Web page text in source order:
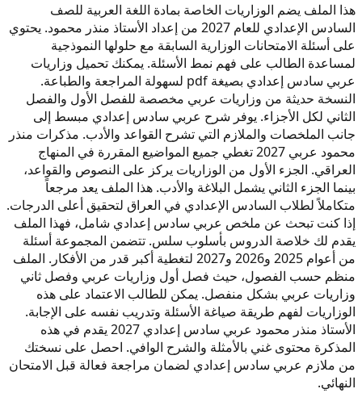
هذا الملف يضم الوزاريات الخاصة بمادة اللغة العربية للصف
السادس الإعدادي للعام 2027 من إعداد الأستاذ منذر محمود. يحتوي
على أسئلة الامتحانات الوزارية السابقة مع حلولها النموذجية
لمساعدة الطالب على فهم نمط الأسئلة. يمكنك تحميل وزاريات
عربي سادس إعدادي بصيغة pdf لسهولة المراجعة والطباعة.
النسخة حديثة من وزاريات عربي مخصصة للفصل الأول والفصل
الثاني لكل الأجزاء. يوفر شرح عربي سادس إعدادي مبسط إلى
جانب الملخصات والملازم التي تشرح القواعد والأدب. مذكرات منذر
محمود عربي 2027 تغطي جميع المواضيع المقررة في المنهاج
العراقي. الجزء الأول من الوزاريات يركز على النصوص والقواعد،
بينما الجزء الثاني يشمل البلاغة والأدب. هذا الملف يعد مرجعاً
متكاملاً لطلاب السادس الإعدادي في العراق لتحقيق أعلى الدرجات.
إذا كنت تبحث عن ملخص عربي سادس إعدادي شامل، فهذا الملف
يقدم لك خلاصة الدروس بأسلوب سلس. تتضمن المجموعة أسئلة
من أعوام 2025 و2026 و2027 لتغطية أكبر قدر من الأفكار. الملف
منظم حسب الفصول، حيث فصل أول وزاريات عربي وفصل ثاني
وزاريات عربي بشكل منفصل. يمكن للطالب الاعتماد على هذه
الوزاريات لفهم طريقة صياغة الأسئلة وتدريب نفسه على الإجابة.
الأستاذ منذر محمود عربي سادس إعدادي 2027 يقدم في هذه
المذكرة محتوى غني بالأمثلة والشرح الوافي. احصل على نسختك
من ملازم عربي سادس إعدادي لضمان مراجعة فعالة قبل الامتحان
النهائي.